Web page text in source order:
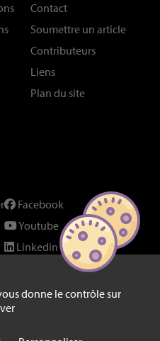
donne le contrôle sur
Contact
Soumettre un article
Contributeurs
Liens
Plan du site
Facebook
Youtube
Linkedin
Fil RSS